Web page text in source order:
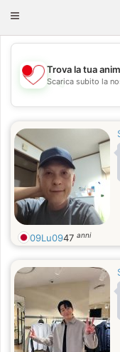
Toggle
💖
Trova la tua
Scarica subito la
09Lu0947 anni